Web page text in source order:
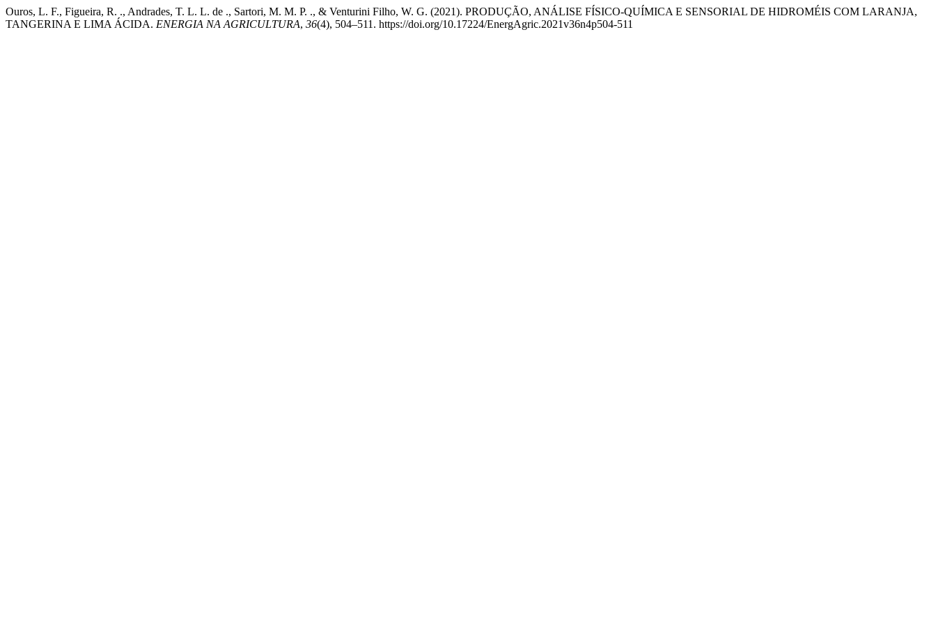
Ouros, L. F., Figueira, R. ., Andrades, T. L. L. de ., Sartori, M. M. P. ., & Venturini Filho, W. G. (2021). PRODUÇÃO, ANÁLISE FÍSICO-QUÍMICA E SENSORIAL DE HIDROMÉIS COM LARANJA,
TANGERINA E LIMA ÁCIDA. ENERGIA NA AGRICULTURA, 36(4), 504–511. https://doi.org/10.17224/EnergAgric.2021v36n4p504-511